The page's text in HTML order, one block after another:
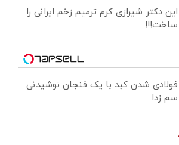
این دکتر شیرازی کرم ترمیم زخم ایرانی را
ساخت!!!
فولادی شدن کبد با یک فنجان نوشیدنی
سم زدا